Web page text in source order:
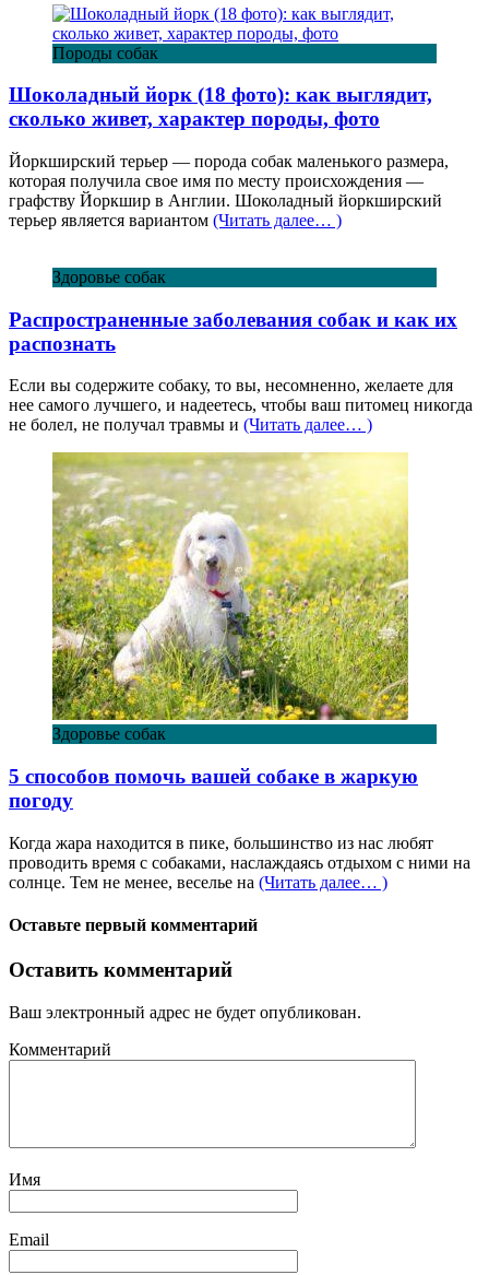
Породы собак
Шоколадный йорк (18 фото): как выглядит,
сколько живет, характер породы, фото
Йоркширский терьер — порода собак маленького размера,
которая получила свое имя по месту происхождения —
графству Йоркшир в Англии. Шоколадный йоркширский
терьер является вариантом (Читать далее… )
Здоровье собак
Распространенные заболевания собак и как их
распознать
Если вы содержите собаку, то вы, несомненно, желаете для
нее самого лучшего, и надеетесь, чтобы ваш питомец никогда
не болел, не получал травмы и (Читать далее… )
Здоровье собак
5 способов помочь вашей собаке в жаркую
погоду
Когда жара находится в пике, большинство из нас любят
проводить время с собаками, наслаждаясь отдыхом с ними на
солнце. Тем не менее, веселье на (Читать далее… )
Оставьте первый комментарий
Оставить комментарий
Ваш электронный адрес не будет опубликован.
Комментарий
Имя
Email